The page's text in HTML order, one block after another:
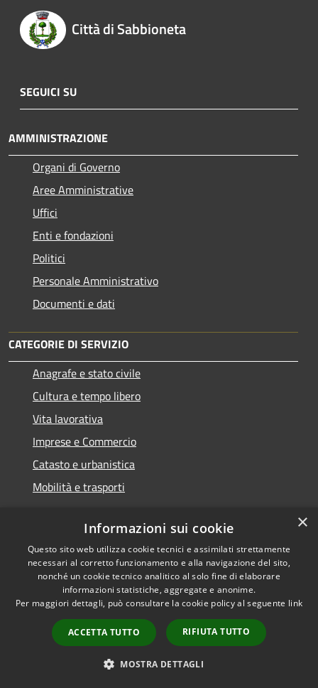
Città di Sabbioneta
SEGUICI SU
AMMINISTRAZIONE
Organi di Governo
Aree Amministrative
Uffici
Enti e fondazioni
Politici
Personale Amministrativo
Documenti e dati
CATEGORIE DI SERVIZIO
Anagrafe e stato civile
Cultura e tempo libero
Vita lavorativa
Imprese e Commercio
Catasto e urbanistica
Mobilità e trasporti
Educazione e formazione
Giustizia e sicurezza pubblica
Tributi,finanze e contravvenzioni
Ambiente
Salute, benessere e assistenza
×
Informazioni sui cookie
Questo sito web utilizza cookie tecnici e assimilati strettamente
necessari al corretto funzionamento e alla navigazione del sito,
nonché un cookie tecnico analitico al solo fine di elaborare
informazioni statistiche, aggregate e anonime.
Per maggiori dettagli, può consultare la cookie policy al seguente link
ACCETTA TUTTO RIFIUTA TUTTO
MOSTRA DETTAGLI